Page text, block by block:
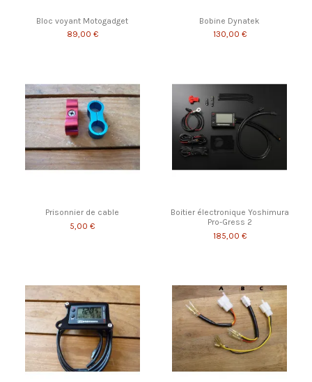
Bloc voyant Motogadget
89,00 €
Bobine Dynatek
130,00 €
Prisonnier de cable
5,00 €
Boitier électronique Yoshimura
Pro-Gress 2
185,00 €